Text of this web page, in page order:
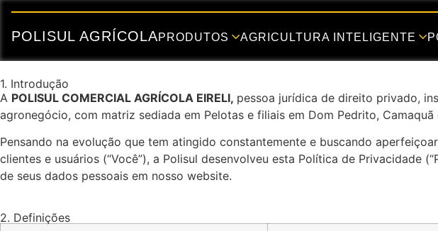
POLISUL AGRÍCOLAPRODUTOS AGRICULTURA INTELIGENTE
1. Introdução
A POLISUL COMERCIAL AGRÍCOLA EIRELI, pessoa jurídica de direito privado,
agronegócio, com matriz sediada em Pelotas e filiais em Dom Pedrito,
Pensando na evolução que tem atingido constantemente e buscando
clientes e usuários (“Você”), a Polisul desenvolveu esta Política de Privacidade
de seus dados pessoais em nosso website.
2. Definições